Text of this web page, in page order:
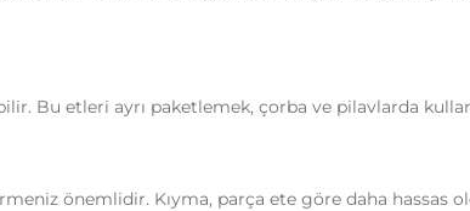
Bu etleri ayrı paketlemek, çorba ve pilavlarda
önemlidir. Kıyma, parça ete göre daha